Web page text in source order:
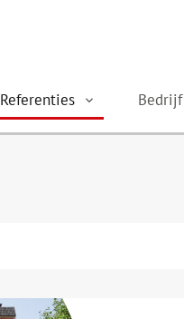
Referenties Bedrijf